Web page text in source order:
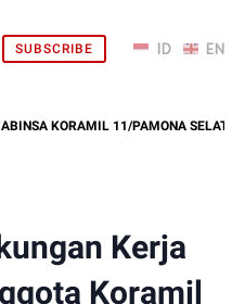
SUBSCRIBE
KORAMIL 11/PAMONA SELATAN
Kerja
Koramil